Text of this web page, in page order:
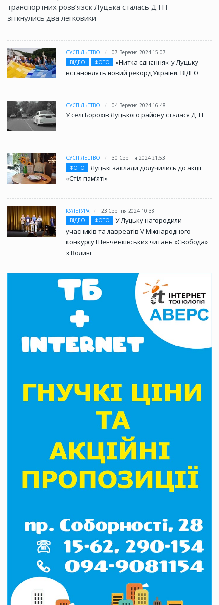
транспортних розв’язок Луцька сталась ДТП —
зіткнулись два легковики
СУСПІЛЬСТВО
07 Вересня 2024 15:07
ВІДЕО
ФОТО
«Нитка єднання»: у Луцьку
встановлять новий рекорд України. ВІДЕО
СУСПІЛЬСТВО 04 Вересня 2024 16:48
У селі Борохів Луцького району сталася ДТП
СУСПІЛЬСТВО
30 Серпня 2024 21:53
ФОТО
Луцькі заклади долучились до акції
«Стіл памʼяті»
КУЛЬТУРА
23 Серпня 2024 10:38
ВІДЕО
ФОТО
У Луцьку нагородили
учасників та лавреатів V Міжнародного
конкурсу Шевченківських читань «Свобода»
з Волині